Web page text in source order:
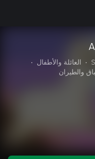
• العائلة والأطفال
•
والطيران